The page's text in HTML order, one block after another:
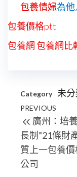
包養情婦為他
包養價格ptt
包養網 包養網比
Category 未
文
章
導
覽
Previous
Post
PREVIOUS
廣州：培
長制”21條財
質上一包養
公司